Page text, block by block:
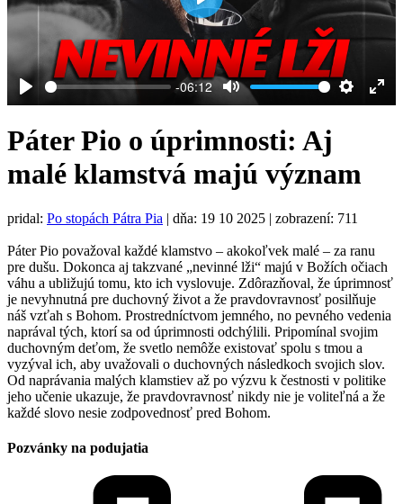
Play
-06:12
Mute Settings
Play
Páter Pio o úprimnosti: Aj
malé klamstvá majú význam
pridal: Po stopách Pátra Pia | dňa: 19 10 2025 | zobrazení: 711
Páter Pio považoval každé klamstvo – akokoľvek malé – za ranu
pre dušu. Dokonca aj takzvané „nevinné lži“ majú v Božích očiach
váhu a ubližujú tomu, kto ich vyslovuje. Zdôrazňoval, že úprimnosť
je nevyhnutná pre duchovný život a že pravdovravnosť posilňuje
náš vzťah s Bohom. Prostredníctvom jemného, no pevného vedenia
naprával tých, ktorí sa od úprimnosti odchýlili. Pripomínal svojim
duchovným deťom, že svetlo nemôže existovať spolu s tmou a
vyzýval ich, aby uvažovali o duchovných následkoch svojich slov.
Od naprávania malých klamstiev až po výzvu k čestnosti v politike
jeho učenie ukazuje, že pravdovravnosť nikdy nie je voliteľná a že
každé slovo nesie zodpovednosť pred Bohom.
Pozvánky na podujatia